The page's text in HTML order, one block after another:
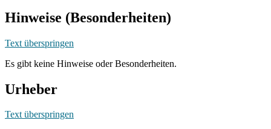
Hinweise (Besonderheiten)
Text überspringen
Es gibt keine Hinweise oder Besonderheiten.
Urheber
Text überspringen